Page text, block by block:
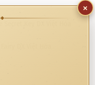
Key DX Việt Hóa
DX Việt Hóa
×
◆